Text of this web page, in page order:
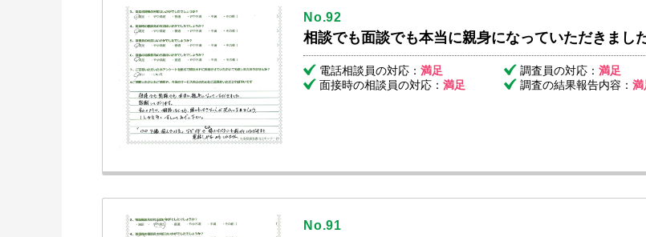
No.92
相談でも面談でも本当に親身になっていただきました
電話相談員の対応： 満足 調査員の対応： 満足
面接時の相談員の対応： 満足 調査の結果報告内容： 満
No.91